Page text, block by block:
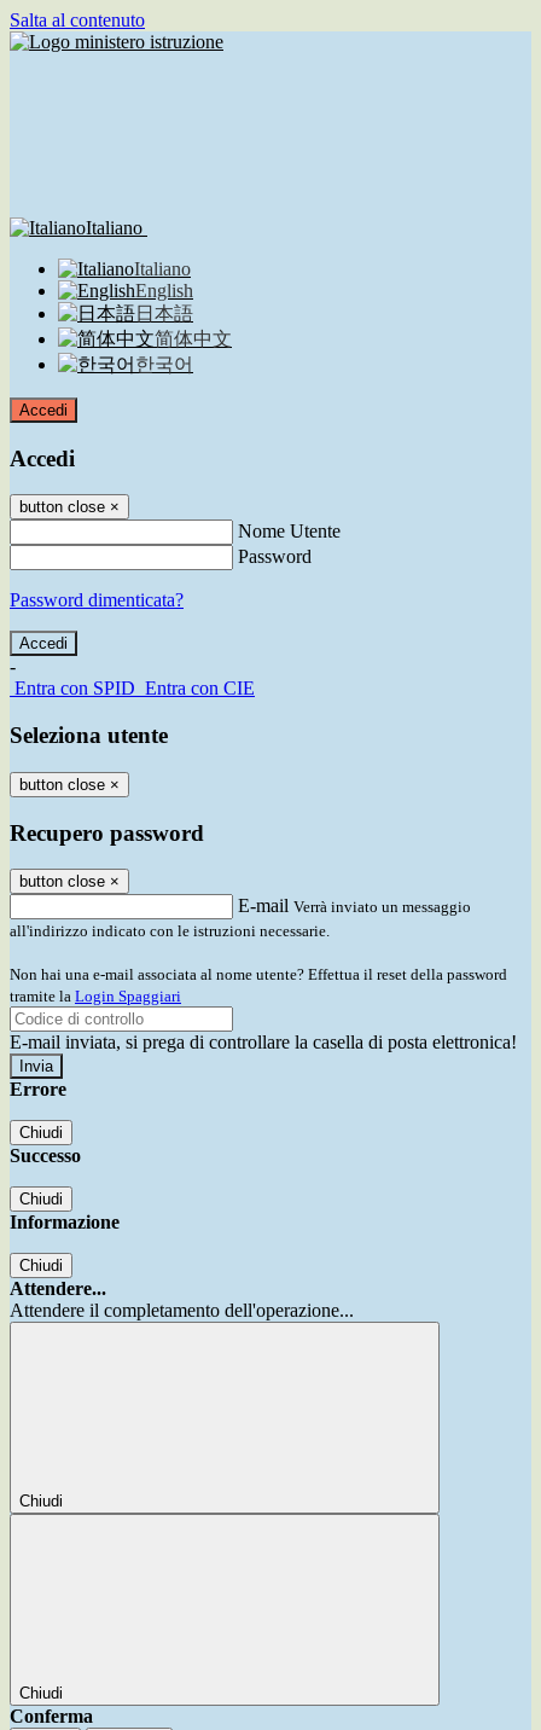
Salta al contenuto
Italiano
Italiano
English
日本語
简体中文
한국어
Accedi
Accedi
button close ×
Nome Utente
Password
Password dimenticata?
-
Entra con SPID Entra con CIE
Seleziona utente
button close ×
Recupero password
button close ×
E-mail Verrà inviato un messaggio
all'indirizzo indicato con le istruzioni necessarie.
Non hai una e-mail associata al nome utente? Effettua il reset della password
tramite la Login Spaggiari
E-mail inviata, si prega di controllare la casella di posta elettronica!
Errore
Chiudi
Successo
Chiudi
Informazione
Chiudi
Attendere...
Attendere il completamento dell'operazione...
Chiudi
Chiudi
Conferma